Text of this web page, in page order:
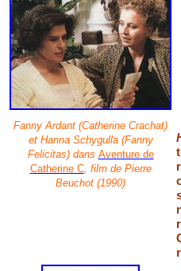
Fanny Ardant (Catherine Crachat)
et Hanna Schygulla (Fanny
Felicitas) dans Aventure de
Catherine C, film de Pierre
Beuchot (1990)